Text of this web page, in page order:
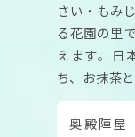
さい・もみ
る花園の里
えます。日
ち、お抹茶
奥殿陣屋